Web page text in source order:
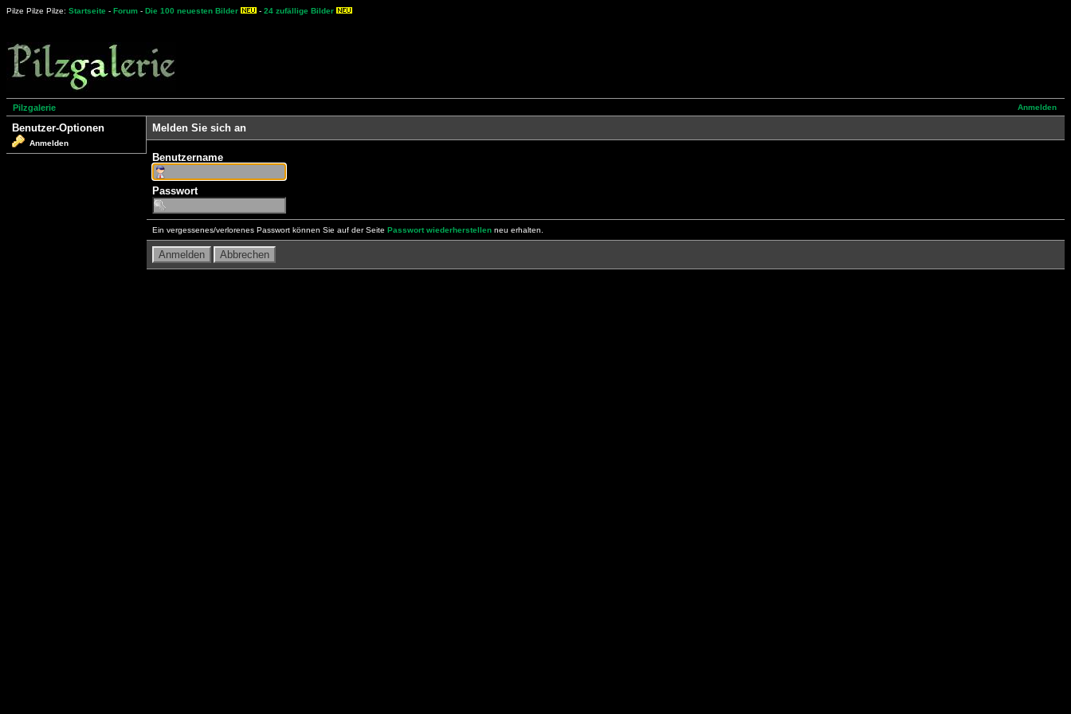
Pilze Pilze Pilze: Startseite - Forum - Die 100 neuesten Bilder - 24 zufällige Bilder
Anmelden
Pilzgalerie
Benutzer-Optionen
Anmelden
Melden Sie sich an
Benutzername
Passwort
Ein vergessenes/verlorenes Passwort können Sie auf der Seite Passwort wiederherstellen neu erhalten.